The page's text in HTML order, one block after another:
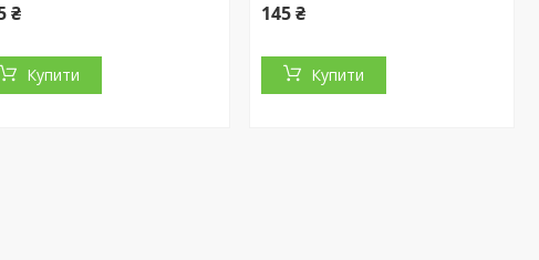
₴
Купити
145 ₴
Купити